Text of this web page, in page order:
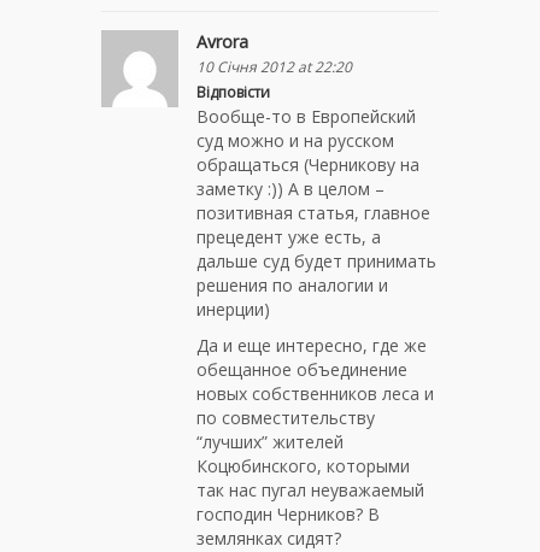
Avrora
10 Січня 2012 at 22:20
Відповісти
Вообще-то в Европейский
суд можно и на русском
обращаться (Черникову на
заметку :)) А в целом –
позитивная статья, главное
прецедент уже есть, а
дальше суд будет принимать
решения по аналогии и
инерции)
Да и еще интересно, где же
обещанное объединение
новых собственников леса и
по совместительству
“лучших” жителей
Коцюбинского, которыми
так нас пугал неуважаемый
господин Черников? В
землянках сидят?